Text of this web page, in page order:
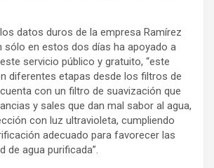
datos duros de la empresa Ramírez
sólo en estos dos días ha apoyado a
servicio público y gratuito, “este
diferentes etapas desde los filtros de
con un filtro de suavización que
y sales que dan mal sabor al agua,
con luz ultravioleta, cumpliendo
adecuado para favorecer las
de agua purificada”.